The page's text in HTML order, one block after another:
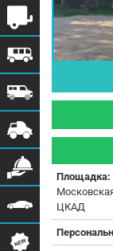
Площадка:
ЦКАД